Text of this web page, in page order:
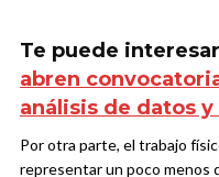
Te puede
abren
análisis de datos y
Por otra parte, el trabajo
representar un poco menos